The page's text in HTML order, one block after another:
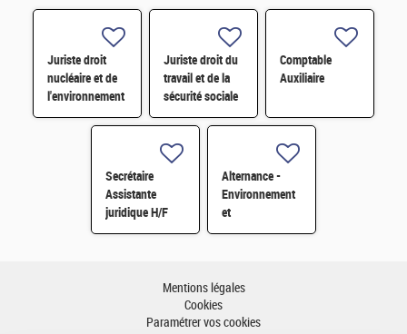
Juriste droit
nucléaire et de
l'environnement
H/F
Juriste droit du
travail et de la
sécurité sociale
H/F
Comptable
Auxiliaire
Secrétaire
Assistante
juridique H/F
Alternance -
Environnement
et
développement
Mentions légales
Cookies
Paramétrer vos cookies